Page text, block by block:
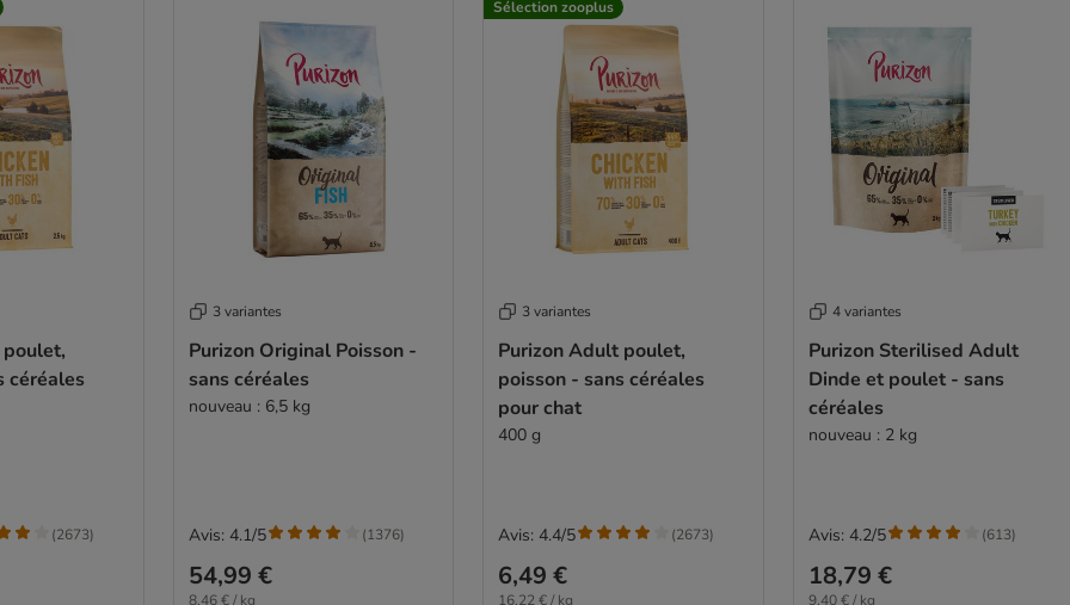
céréales
(2673)
3 variantes
Purizon Original Poisson -
sans céréales
nouveau : 6,5 kg
54,99 €
8,46 € / kg
Avis: 4.1/5 (1376)
Sélection zooplus
3 variantes
Purizon Adult poulet,
poisson - sans céréales
pour chat
400 g
6,49 €
16,22 € / kg
Avis: 4.4/5 (2673)
4 variantes
Purizon Sterilised Adult
Dinde et poulet - sans
céréales
nouveau : 2 kg
18,79 €
9,40 € / kg
Avis: 4.2/5 (613)